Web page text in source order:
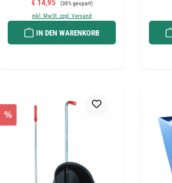
Verkaufspreis:
€ 14,95
(36% gespart)
inkl. MwSt. zzgl. Versand
IN DEN WARENKORB
%